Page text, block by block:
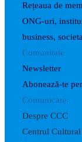
Rețeaua de
ONG-uri,
business,
Comunitate
Newsletter
Abonează-te
Comunicare
Despre CCC
Centrul